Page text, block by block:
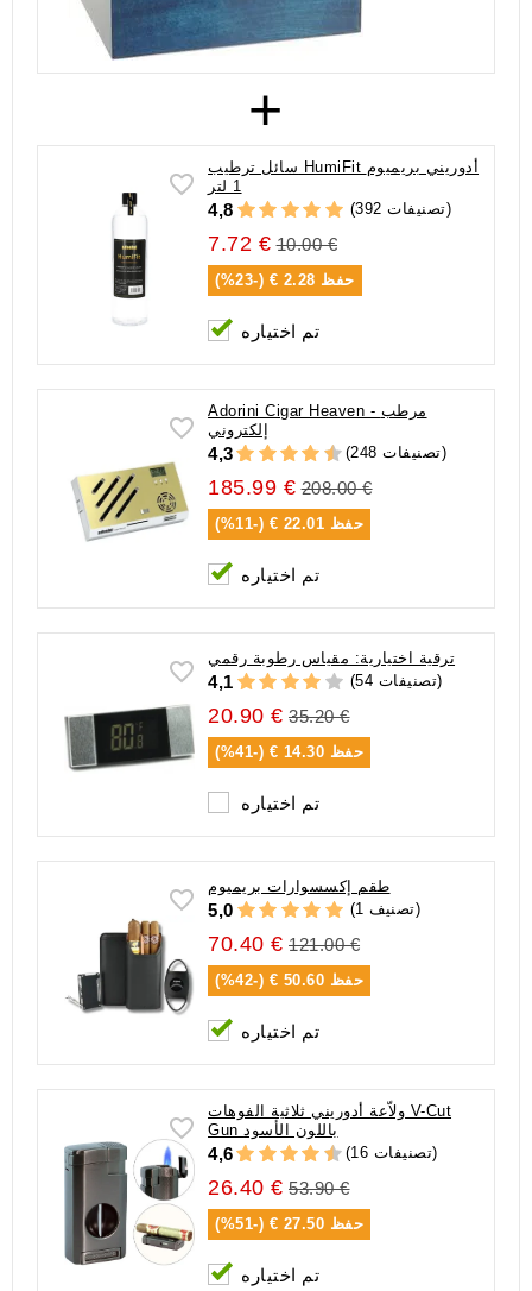
+
سائل ترطيب HumiFit أدوريني بريميوم
1 لتر
4,8 (392 تصنيفات)
7.72 € 10.00 €
حفظ 2.28 € (-23%)
تم اختياره
Adorini Cigar Heaven - مرطب
إلكتروني
4,3 (248 تصنيفات)
185.99 € 208.00 €
حفظ 22.01 € (-11%)
تم اختياره
ترقية اختيارية: مقياس رطوبة رقمي
4,1 (54 تصنيفات)
20.90 € 35.20 €
حفظ 14.30 € (-41%)
تم اختياره
طقم إكسسوارات بريميوم
5,0 (1 تصنيف)
70.40 € 121.00 €
حفظ 50.60 € (-42%)
تم اختياره
ولاّعة أدوريني ثلاثية الفوهات V-Cut
Gun باللون الأسود
4,6 (16 تصنيفات)
26.40 € 53.90 €
حفظ 27.50 € (-51%)
تم اختياره